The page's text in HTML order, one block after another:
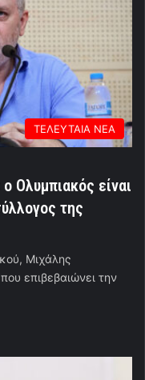
ΤΕΛΕΥΤΑΙΑ ΝΕΑ
Ολυμπιακός είναι
της
Μιχάλης
επιβεβαιώνει την